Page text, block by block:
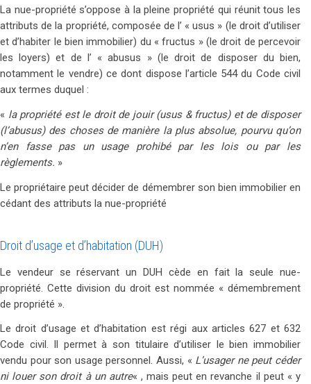
La nue-propriété s’oppose à la pleine propriété qui réunit tous les
attributs de la propriété, composée de l’ « usus » (le droit d’utiliser
et d’habiter le bien immobilier) du « fructus » (le droit de percevoir
les loyers) et de l’ « abusus » (le droit de disposer du bien,
notamment le vendre) ce dont dispose l’article 544 du Code civil
aux termes duquel :
« la propriété est le droit de jouir (usus & fructus) et de disposer
(l’abusus) des choses de manière la plus absolue, pourvu qu’on
n’en fasse pas un usage prohibé par les lois ou par les
règlements. »
Le propriétaire peut décider de démembrer son bien immobilier en
cédant des attributs la nue-propriété
Droit d’usage et d’habitation (DUH)
Le vendeur se réservant un DUH cède en fait la seule nue-
propriété. Cette division du droit est nommée « démembrement
de propriété ».
Le droit d’usage et d’habitation est régi aux articles 627 et 632
Code civil. Il permet à son titulaire d’utiliser le bien immobilier
vendu pour son usage personnel. Aussi, « L’usager ne peut céder
ni louer son droit à un autre« , mais peut en revanche il peut « y